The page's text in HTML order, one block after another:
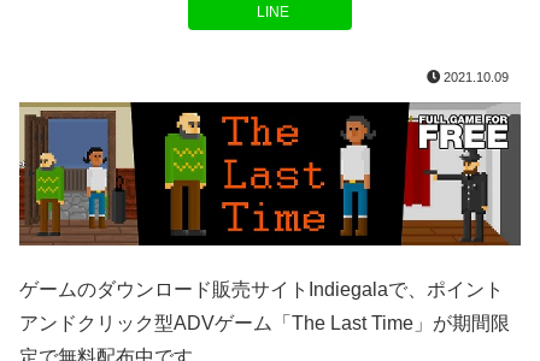
LINE
2021.10.09
ゲームのダウンロード販売サイトIndiegalaで、ポイント
アンドクリック型ADVゲーム「The Last Time」が期間限
定で無料配布中です。